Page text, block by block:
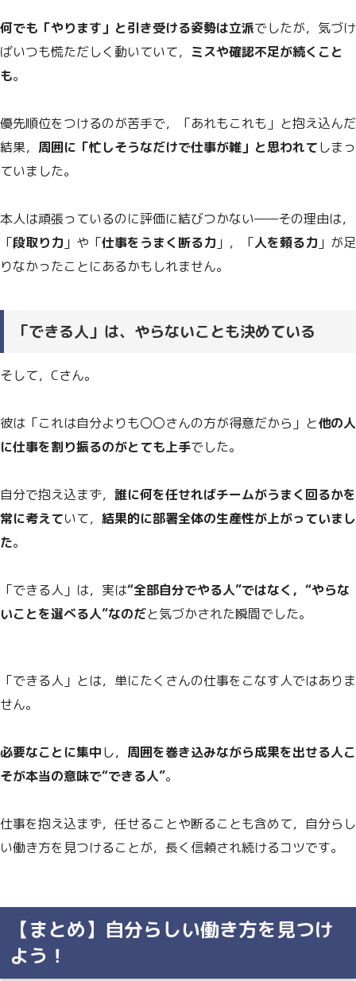
何でも「やります」と引き受ける姿勢は立派でしたが，気づけ
ばいつも慌ただしく動いていて， ミスや確認不足が続くこと
も。
優先順位をつけるのが苦手で，「あれもこれも」と抱え込んだ
結果， 周囲に「忙しそうなだけで仕事が雑」と思われてしまっ
ていました。
本人は頑張っているのに評価に結びつかない——その理由は，
「段取り力 」や「仕事をうまく断る力 」，「人を頼る力 」が足
りなかったことにあるかもしれません。
「できる人」は、やらないことも決めている
そして，Cさん。
彼は「これは自分よりも〇〇さんの方が得意だから」と他の人
に仕事を割り振るのがとても上手でした。
自分で抱え込まず， 誰に何を任せればチームがうまく回るかを
常に考えていて， 結果的に部署全体の生産性が上がっていまし
た。
「できる人」は，実は“全部自分でやる人”ではなく，“やらな
いことを選べる人”なのだと気づかされた瞬間でした。
「できる人」とは，単にたくさんの仕事をこなす人ではありま
せん。
必要なことに集中し， 周囲を巻き込みながら成果を出せる人こ
そが本当の意味で“できる人”。
仕事を抱え込まず，任せることや断ることも含めて，自分らし
い働き方を見つけることが，長く信頼され続けるコツです。
【まとめ】自分らしい働き方を見つけ
よう！